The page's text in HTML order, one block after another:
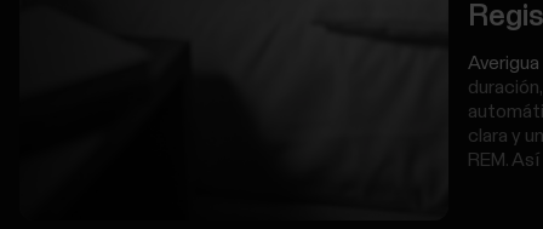
clara y
REM.